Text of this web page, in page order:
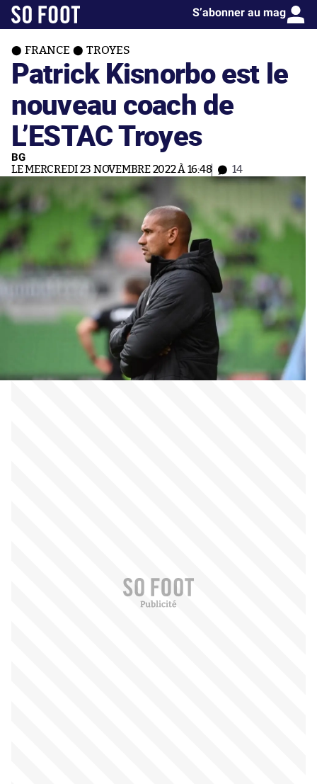
S’abonner au mag
FRANCE TROYES
Patrick Kisnorbo est le
nouveau coach de
L’ESTAC Troyes
BG
LE MERCREDI 23 NOVEMBRE 2022 À 16:48 14